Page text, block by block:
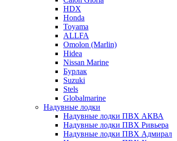
HDX
Honda
Toyama
ALLFA
Omolon (Marlin)
Hidea
Nissan Marine
Бурлак
Suzuki
Stels
Globalmarine
Надувные лодки
Надувные лодки ПВХ АКВА
Надувные лодки ПВХ Ривьера
Надувные лодки ПВХ Адмирал